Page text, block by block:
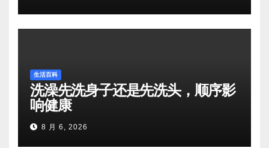
生活百科
洗澡先洗身子还是先洗头，顺序影
响健康
8 月 6, 2026